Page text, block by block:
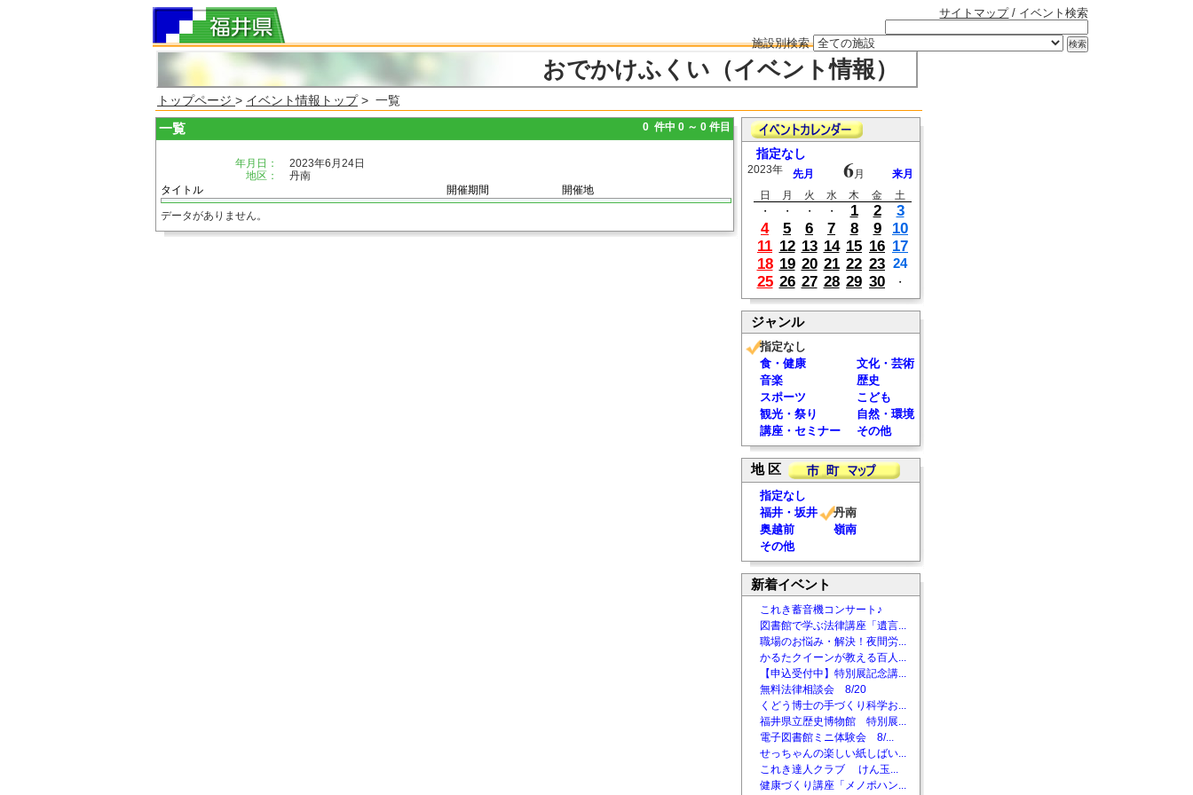
サイトマップ/ イベント検索
施設別検索
おでかけふくい（イベント情報）
トップページ > イベント情報トップ> 一覧
一覧 0 件中 0 ～ 0 件目
年月日：
2023年6月24日
地区：
丹南
タイトル
開催期間 開催地
データがありません。
指定なし
2023年 先月 6月
来月
日
月 火 水 木 金
土
・
・ ・ ・ 1 2
3
4
5 6 7 8 9
10
11 12 13 14 15 16 17
18 19 20 21 22 23 24
25 26 27 28 29 30 ・
ジャンル
指定なし
食・健康
文化・芸術
音楽
歴史
スポーツ
こども
観光・祭り
自然・環境
講座・セミナー
その他
地 区
指定なし
福井・坂井
丹南
奥越前
嶺南
その他
新着イベント
これき蓄音機コンサート♪
図書館で学ぶ法律講座「遺言...
職場のお悩み・解決！夜間労...
かるたクイーンが教える百人...
【申込受付中】特別展記念講...
無料法律相談会 8/20
くどう博士の手づくり科学お...
福井県立歴史博物館 特別展...
電子図書館ミニ体験会 8/...
せっちゃんの楽しい紙しばい...
これき達人クラブ けん玉...
健康づくり講座「メノポハン...